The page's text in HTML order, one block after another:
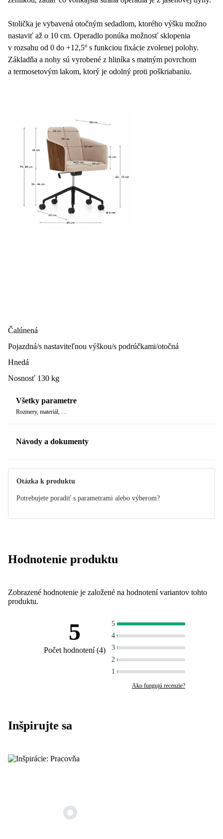
Stolička je vybavená otočným sedadlom, ktorého výšku možno
nastaviť až o 10 cm. Operadlo ponúka možnosť sklopenia
v rozsahu od 0 do +12,5º s funkciou fixácie zvolenej polohy.
Základňa a nohy sú vyrobené z hliníka s matným povrchom
a termosetovým lakom, ktorý je odolný proti poškriabaniu.
kontrolovať pohyb stoličky pri používaní. Drevo použité na
stoličke má certifikáciu FSC Mix Credit, čo zaručuje, že
pochádza zo zodpovedne spravovaných lesov.
Čalúnená
Pojazdná/s nastaviteľnou výškou/s podrúčkami/otočná
Hnedá
Nosnosť 130 kg
Všetky parametre
Rozmery, materiál, …
Návody a dokumenty
Otázka k produktu
Potrebujete poradiť s parametrami alebo výberom?
Hodnotenie produktu
Zobrazené hodnotenie je založené na hodnotení variantov tohto
produktu.
5
Počet hodnotení(4)
5
4
3
2
1
Ako fungujú recenzie?
Inšpirujte sa